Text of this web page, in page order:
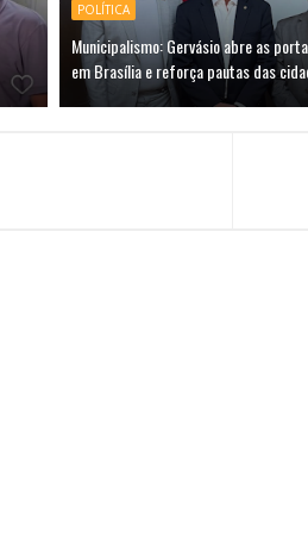
POLÍTICA
Municipalismo: Gervásio abre as
em Brasília e reforça pautas das